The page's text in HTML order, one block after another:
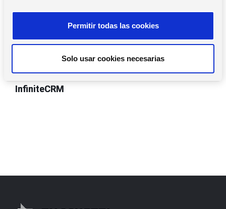
n
m
i
Permitir todas las cookies
Solo usar cookies necesarias
InfiniteCRM